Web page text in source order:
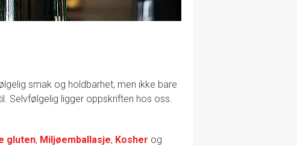
smak og holdbarhet, men ikke bare
Selvfølgelig ligger oppskriften hos oss.
gluten, Miljøemballasje, Kosher og